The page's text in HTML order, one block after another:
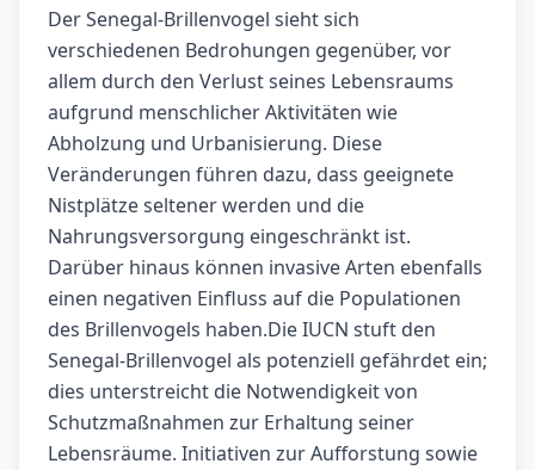
Der Senegal-Brillenvogel sieht sich
verschiedenen Bedrohungen gegenüber, vor
allem durch den Verlust seines Lebensraums
aufgrund menschlicher Aktivitäten wie
Abholzung und Urbanisierung. Diese
Veränderungen führen dazu, dass geeignete
Nistplätze seltener werden und die
Nahrungsversorgung eingeschränkt ist.
Darüber hinaus können invasive Arten ebenfalls
einen negativen Einfluss auf die Populationen
des Brillenvogels haben.Die IUCN stuft den
Senegal-Brillenvogel als potenziell gefährdet ein;
dies unterstreicht die Notwendigkeit von
Schutzmaßnahmen zur Erhaltung seiner
Lebensräume. Initiativen zur Aufforstung sowie